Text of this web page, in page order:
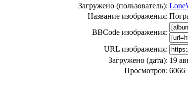
Загружено (пользователь):
Название изображения:
BBCode изображения:
URL изображения:
Загружено (дата): 19
Просмотров: 6066